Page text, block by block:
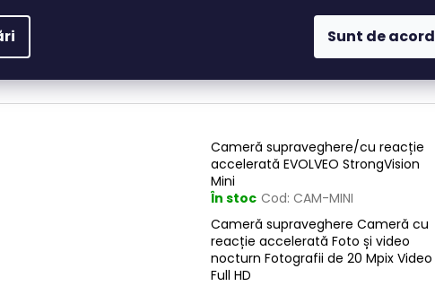
Sunt de acord
reîncărcabilă încorporată – 5000
mAh Detecție rapidă a mișcării 0,6
s Video Full HD, fotografie 48 Mpx
Cameră supraveghere/cu reacție
accelerată EVOLVEO StrongVision
Mini
În stoc Cod: CAM-MINI
Cameră supraveghere Cameră cu
reacție accelerată Foto și video
nocturn Fotografii de 20 Mpix Video
Full HD